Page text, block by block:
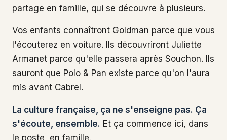
partage en famille, qui se découvre à plusieurs.
Vos enfants connaîtront Goldman parce que vous
l'écouterez en voiture. Ils découvriront Juliette
Armanet parce qu'elle passera après Souchon. Ils
sauront que Polo & Pan existe parce qu'on l'aura
mis avant Cabrel.
La culture française, ça ne s'enseigne pas. Ça
s'écoute, ensemble. Et ça commence ici, dans
le poste, en famille.